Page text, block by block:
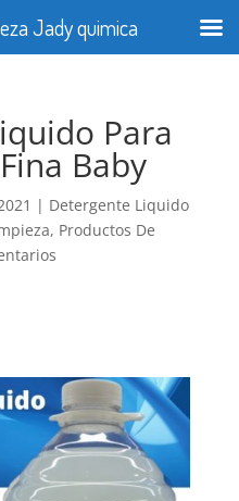
Para
Baby
| Detergente Liquido
, Productos De
Jady quimica